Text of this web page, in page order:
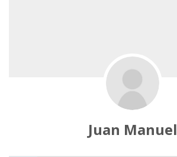
Juan Manuel